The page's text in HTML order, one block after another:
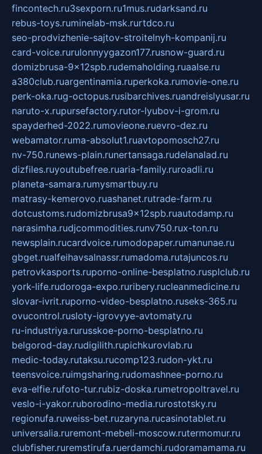
fincontech.ru3sexporn.ru1mus.rudarksand.ru
rebus-toys.ruminelab-msk.rurtdco.ru
seo-prodvizhenie-sajtov-stroitelnyh-kompanij.ru
card-voice.rurulonnyygazon177.rusnow-guard.ru
domizbrusa-9x12spb.rudemaholding.ruaalse.ru
a380club.ruargentinamia.ruperkoka.rumovie-one.ru
perk-oka.rug-octopus.rusibarchives.ruandreislyusar.ru
naruto-x.rupursefactory.rutor-lyubov-i-grom.ru
spayderhed-2022.rumovieone.ruevro-dez.ru
webamator.ruma-absolut1.ruavtopomosch27.ru
nv-750.runews-plain.runertansaga.rudelanalad.ru
dizfiles.ruyoutubefree.ruaria-family.ruroadli.ru
planeta-samara.rumysmartbuy.ru
matrasy-kemerovo.ruashanet.rutrade-farm.ru
dotcustoms.rudomizbrusa9x12spb.ruautodamp.ru
narasimha.rudjcommodities.runv750.rux-ton.ru
newsplain.rucardvoice.rumodopaper.rumanunae.ru
gbget.rualfeihavsalnassr.rumadoma.rutajuncos.ru
petrovkasports.ruporno-online-besplatno.rusplclub.ru
york-life.rudoroga-expo.ruribery.rucleanmedicine.ru
slovar-ivrit.ruporno-video-besplatno.ruseks-365.ru
ovucontrol.rusloty-igrovyye-avtomaty.ru
ru-industriya.rurusskoe-porno-besplatno.ru
belgorod-day.rudigilith.rupichkurovlab.ru
medic-today.rutaksu.rucomp123.rudon-ykt.ru
teensvoice.ruimgsharing.rudomashnee-porno.ru
eva-elfie.rufoto-tur.rubiz-doska.rumetropoltravel.ru
veslo-i-yakor.ruborodino-media.rurostotsky.ru
regionufa.ruweiss-bet.ruzaryna.rucasinotablet.ru
universalia.ruremont-mebeli-moscow.rutermomur.ru
clubfisher.ruremstirufa.ruerdamchi.rudoramamama.ru